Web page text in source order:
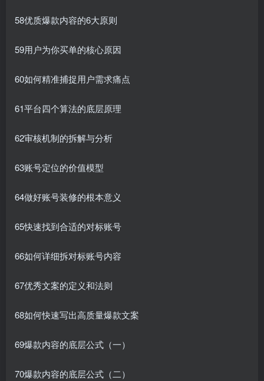
58优质爆款内容的6大原则
59用户为你买单的核心原因
60如何精准捕捉用户需求痛点
61平台四个算法的底层原理
62审核机制的拆解与分析
63账号定位的价值模型
64做好账号装修的根本意义
65快速找到合适的对标账号
66如何详细拆对标账号内容
67优秀文案的定义和法则
68如何快速写出高质量爆款文案
69爆款内容的底层公式（一）
70爆款内容的底层公式（二）